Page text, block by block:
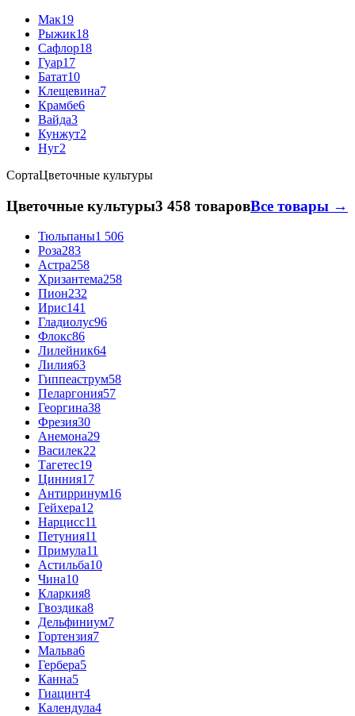
Мак19
Рыжик18
Сафлор18
Гуар17
Батат10
Клещевина7
Крамбе6
Вайда3
Кунжут2
Нуг2
СортаЦветочные культуры
Цветочные культуры3 458 товаровВсе товары →
Тюльпаны1 506
Роза283
Астра258
Хризантема258
Пион232
Ирис141
Гладиолус96
Флокс86
Лилейник64
Лилия63
Гиппеаструм58
Пеларгония57
Георгина38
Фрезия30
Анемона29
Василек22
Тагетес19
Цинния17
Антирринум16
Гейхера12
Нарцисс11
Петуния11
Примула11
Астильба10
Чина10
Кларкия8
Гвоздика8
Дельфиниум7
Гортензия7
Мальва6
Гербера5
Канна5
Гиацинт4
Календула4